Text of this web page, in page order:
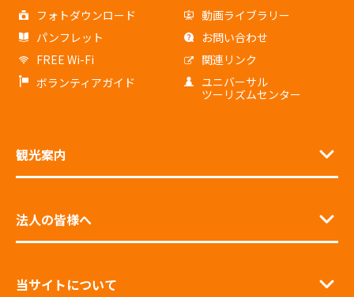
フォトダウンロード
動画ライブラリー
パンフレット
お問い合わせ
FREE Wi-Fi
関連リンク
ボランティアガイド
ユニバーサル
ツーリズムセンター
観光案内
法人の皆様へ
当サイトについて